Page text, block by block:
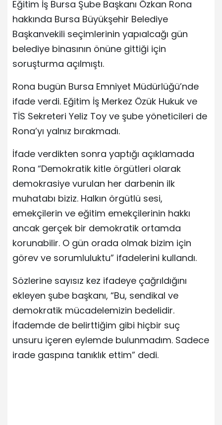
Eğitim İş Bursa Şube Başkanı Özkan Rona
hakkında Bursa Büyükşehir Belediye
Başkanvekili seçimlerinin yapıalcağı gün
belediye binasının önüne gittiği için
soruşturma açılmıştı.
Rona bugün Bursa Emniyet Müdürlüğü’nde
ifade verdi. Eğitim İş Merkez Özük Hukuk ve
TİS Sekreteri Yeliz Toy ve şube yöneticileri de
Rona’yı yalnız bırakmadı.
İfade verdikten sonra yaptığı açıklamada
Rona “Demokratik kitle örgütleri olarak
demokrasiye vurulan her darbenin ilk
muhatabı biziz. Halkın örgütlü sesi,
emekçilerin ve eğitim emekçilerinin hakkı
ancak gerçek bir demokratik ortamda
korunabilir. O gün orada olmak bizim için
görev ve sorumluluktu” ifadelerini kullandı.
Sözlerine sayısız kez ifadeye çağrıldığını
ekleyen şube başkanı, “Bu, sendikal ve
demokratik mücadelemizin bedelidir.
İfademde de belirttiğim gibi hiçbir suç
unsuru içeren eylemde bulunmadım. Sadece
irade gaspına tanıklık ettim” dedi.